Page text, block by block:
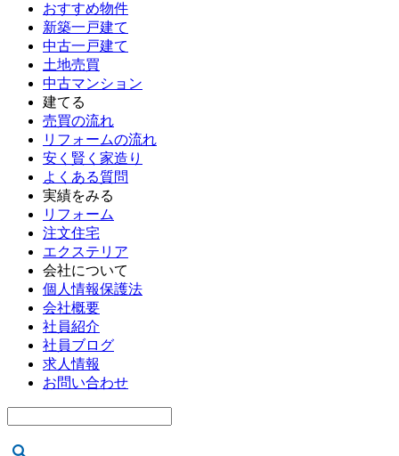
おすすめ物件
新築一戸建て
中古一戸建て
土地売買
中古マンション
建てる
売買の流れ
リフォームの流れ
安く賢く家造り
よくある質問
実績をみる
リフォーム
注文住宅
エクステリア
会社について
個人情報保護法
会社概要
社員紹介
社員ブログ
求人情報
お問い合わせ